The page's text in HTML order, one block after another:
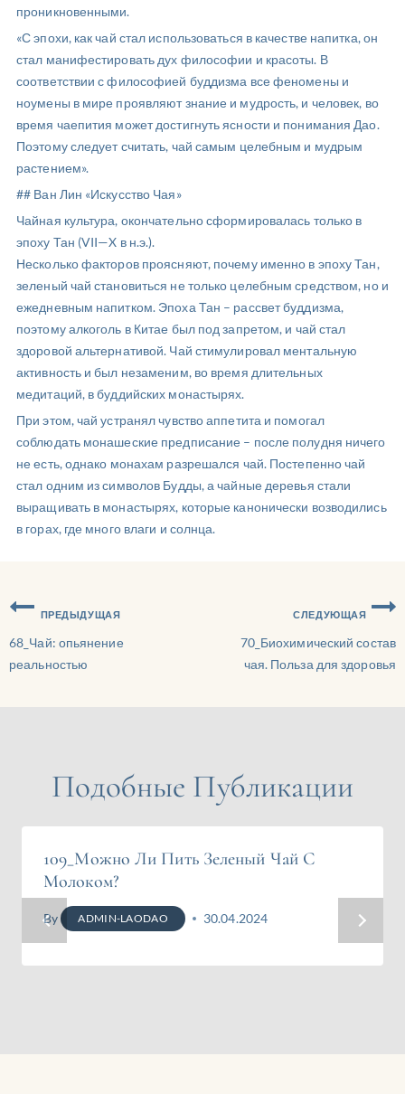
проникновенными.
«С эпохи, как чай стал использоваться в качестве напитка, он
стал манифестировать дух философии и красоты. В
соответствии с философией буддизма все феномены и
ноумены в мире проявляют знание и мудрость, и человек, во
время чаепития может достигнуть ясности и понимания Дао.
Поэтому следует считать, чай самым целебным и мудрым
растением».
## Ван Лин «Искусство Чая»
Чайная культура, окончательно сформировалась только в
эпоху Тан (VII—X в н.э.).
Несколько факторов проясняют, почему именно в эпоху Тан,
зеленый чай становиться не только целебным средством, но и
ежедневным напитком. Эпоха Тан – рассвет буддизма,
поэтому алкоголь в Китае был под запретом, и чай стал
здоровой альтернативой. Чай стимулировал ментальную
активность и был незаменим, во время длительных
медитаций, в буддийских монастырях.
При этом, чай устранял чувство аппетита и помогал
соблюдать монашеские предписание – после полудня ничего
не есть, однако монахам разрешался чай. Постепенно чай
стал одним из символов Будды, а чайные деревья стали
выращивать в монастырях, которые канонически возводились
в горах, где много влаги и солнца.
ПРЕДЫДУЩАЯ
68_Чай: опьянение
реальностью
СЛЕДУЮЩАЯ
70_Биохимический состав
чая. Польза для здоровья
Подобные Публикации
109_Можно Ли Пить Зеленый Чай С
Молоком?
By ADMIN-LAODAO 30.04.2024